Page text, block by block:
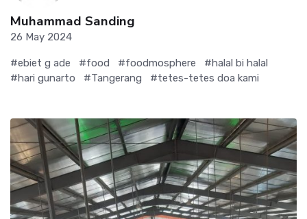
Muhammad Sanding
26 May 2024
#ebiet g ade #food #foodmosphere
#halal bi halal
#hari gunarto
#Tangerang #tetes-tetes doa kami